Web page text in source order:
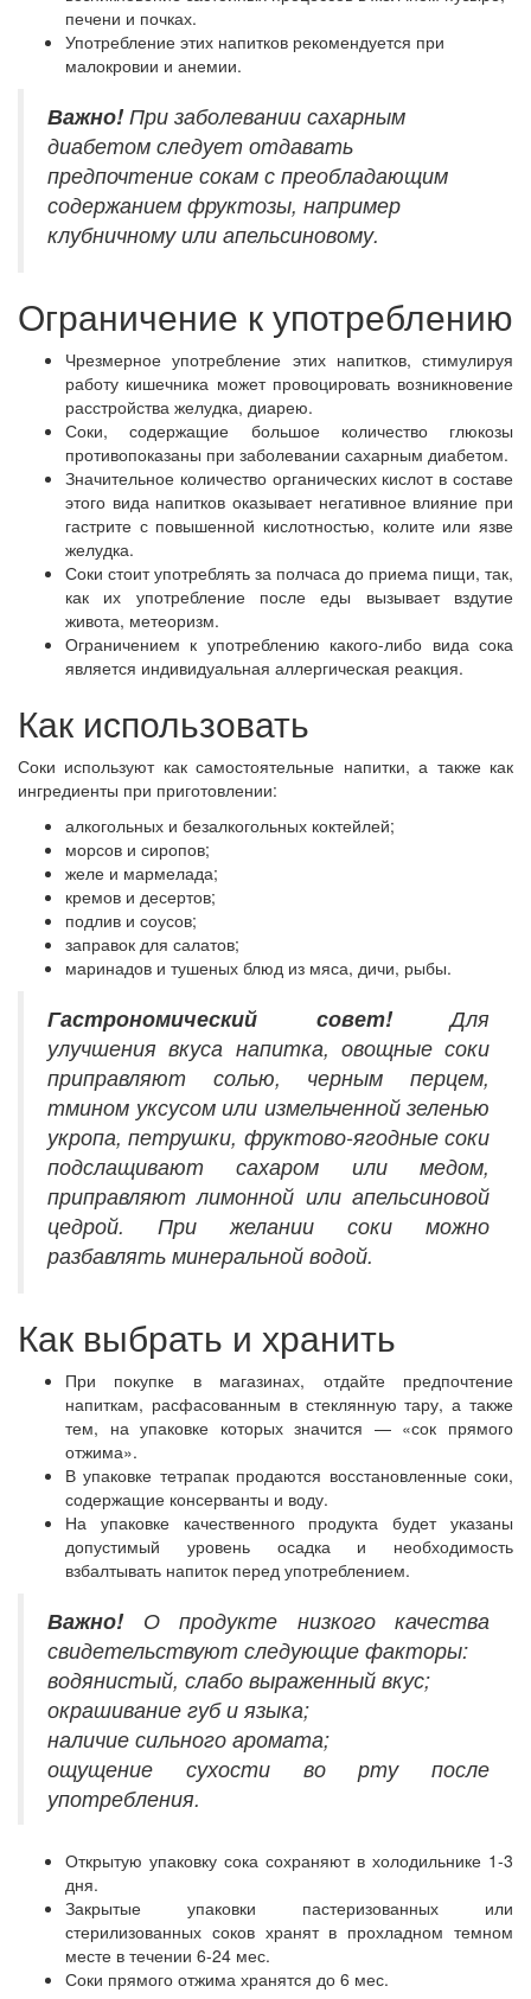
печени и почках.
Употребление этих напитков рекомендуется при
малокровии и анемии.
Важно!При заболевании сахарным
диабетом следует отдавать
предпочтение сокам с преобладающим
содержанием фруктозы, например
клубничному или апельсиновому.
Ограничение к употреблению
Чрезмерное употребление этих напитков, стимулируя
работу кишечника может провоцировать возникновение
расстройства желудка, диарею.
Соки, содержащие большое количество глюкозы
противопоказаны при заболевании сахарным диабетом.
Значительное количество органических кислот в составе
этого вида напитков оказывает негативное влияние при
гастрите с повышенной кислотностью, колите или язве
желудка.
Соки стоит употреблять за полчаса до приема пищи, так,
как их употребление после еды вызывает вздутие
живота, метеоризм.
Ограничением к употреблению какого-либо вида сока
является индивидуальная аллергическая реакция.
Как использовать
Соки используют как самостоятельные напитки, а также как
ингредиенты при приготовлении:
алкогольных и безалкогольных коктейлей;
морсов и сиропов;
желе и мармелада;
кремов и десертов;
подлив и соусов;
заправок для салатов;
маринадов и тушеных блюд из мяса, дичи, рыбы.
Гастрономический совет!Для
улучшения вкуса напитка, овощные соки
приправляют солью, черным перцем,
тмином уксусом или измельченной зеленью
укропа, петрушки, фруктово-ягодные соки
подслащивают сахаром или медом,
приправляют лимонной или апельсиновой
цедрой. При желании соки можно
разбавлять минеральной водой.
Как выбрать и хранить
При покупке в магазинах, отдайте предпочтение
напиткам, расфасованным в стеклянную тару, а также
тем, на упаковке которых значится — «сок прямого
отжима».
В упаковке тетрапак продаются восстановленные соки,
содержащие консерванты и воду.
На упаковке качественного продукта будет указаны
допустимый уровень осадка и необходимость
взбалтывать напиток перед употреблением.
Важно!О продукте низкого качества
свидетельствуют следующие факторы:
водянистый, слабо выраженный вкус;
окрашивание губ и языка;
наличие сильного аромата;
ощущение сухости во рту после
употребления.
Открытую упаковку сока сохраняют в холодильнике 1-3
дня.
Закрытые упаковки пастеризованных или
стерилизованных соков хранят в прохладном темном
месте в течении 6-24 мес.
Соки прямого отжима хранятся до 6 мес.